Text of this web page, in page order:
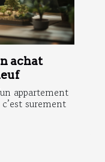
achat
appartement
surement